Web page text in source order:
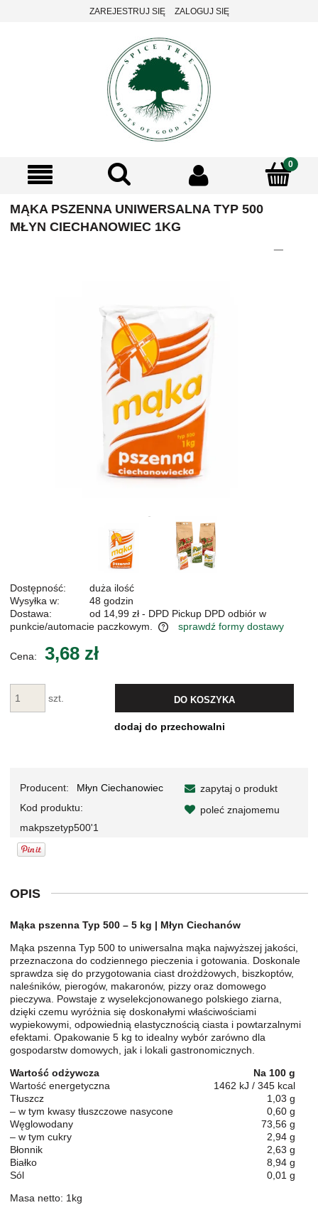
ZAREJESTRUJ SIĘ ZALOGUJ SIĘ
MĄKA PSZENNA UNIWERSALNA TYP 500
MŁYN CIECHANOWIEC 1KG
Dostępność:
duża ilość
Wysyłka w:
48 godzin
Dostawa:
od 14,99 zł - DPD Pickup DPD odbiór w
punkcie/automacie paczkowym.
sprawdź formy dostawy
Cena: 3,68 zł
szt. DO KOSZYKA
dodaj do przechowalni
Producent:
Młyn Ciechanowiec
Kod produktu:
makpszetyp500'1
zapytaj o produkt
poleć znajomemu
OPIS
Mąka pszenna Typ 500 – 5 kg | Młyn Ciechanów
Mąka pszenna Typ 500 to uniwersalna mąka najwyższej jakości,
przeznaczona do codziennego pieczenia i gotowania. Doskonale
sprawdza się do przygotowania ciast drożdżowych, biszkoptów,
naleśników, pierogów, makaronów, pizzy oraz domowego
pieczywa. Powstaje z wyselekcjonowanego polskiego ziarna,
dzięki czemu wyróżnia się doskonałymi właściwościami
wypiekowymi, odpowiednią elastycznością ciasta i powtarzalnymi
efektami. Opakowanie 5 kg to idealny wybór zarówno dla
gospodarstw domowych, jak i lokali gastronomicznych.
Wartość odżywcza
Na 100 g
Wartość energetyczna
1462 kJ / 345 kcal
Tłuszcz
1,03 g
– w tym kwasy tłuszczowe nasycone
0,60 g
Węglowodany
73,56 g
– w tym cukry
2,94 g
Błonnik
2,63 g
Białko
8,94 g
Sól
0,01 g
Masa netto: 1kg